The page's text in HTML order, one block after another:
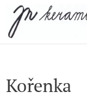
Kořenka